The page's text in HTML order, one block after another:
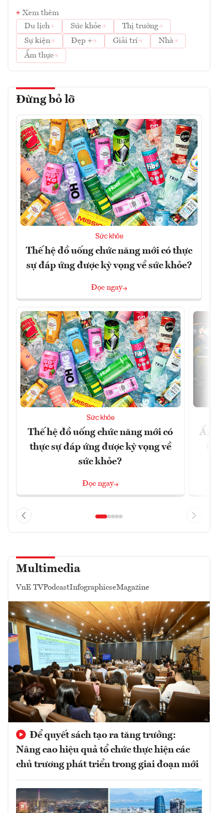
Xem thêm
Du lịch
Sức khỏe
Thị trường
Sự kiện
Đẹp + Giải trí
Nhà
Ẩm thực
Đừng bỏ lỡ
Sức khỏe
Thế hệ đồ uống chức năng mới có thực
sự đáp ứng được kỳ vọng về sức khỏe?
Đọc ngay
Sức khỏe
Thế hệ đồ uống chức năng mới có
thực sự đáp ứng được kỳ vọng về
sức khỏe?
Đọc ngay
Ẩm
Multimedia
VnE TVPodcastInfographicseMagazine
Để quyết sách tạo ra tăng trưởng:
Nâng cao hiệu quả tổ chức thực hiện các
chủ trương phát triển trong giai đoạn mới